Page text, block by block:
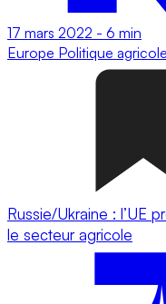
17 mars 2022 - 6 min
Europe Politique agricole
Russie/Ukraine : l’UE
le secteur agricole